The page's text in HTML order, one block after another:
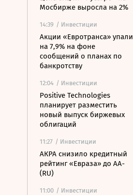
Мосбирже выросла на 2%
14:39 / Инвестиции
Акции «Евротранса» упали
на 7,9% на фоне
сообщений о планах по
банкротству
12:04 / Инвестиции
Positive Technologies
планирует разместить
новый выпуск биржевых
облигаций
11:27 / Инвестиции
АКРА снизило кредитный
рейтинг «Евраза» до AA-
(RU)
11:00 / Инвестиции